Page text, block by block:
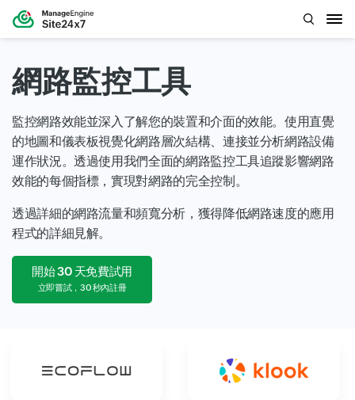
網路監控工具
監控網路效能並深入了解您的裝置和介面的效能。使用直覺
的地圖和儀表板視覺化網路層次結構、連接並分析網路設備
運作狀況。透過使用我們全面的網路監控工具追蹤影響網路
效能的每個指標，實現對網路的完全控制。
透過詳細的網路流量和頻寬分析，獲得降低網路速度的應用
程式的詳細見解。
開始 30 天免費試用
立即嘗試，30 秒內註冊